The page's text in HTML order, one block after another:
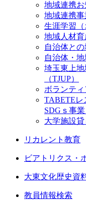
地域連携
地域連携
生涯学習（
地域人材育
自治体と
自治体・
埼玉東上
（TJUP）
ボランティ
TABETEレ
SDGｓ事業
大学施設貸
リカレント教育
ビアトリクス・
大東文化歴史資
教員情報検索